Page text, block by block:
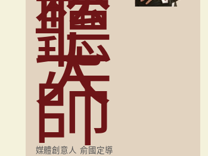
聽
大
師
媒體創意人 俞國定導